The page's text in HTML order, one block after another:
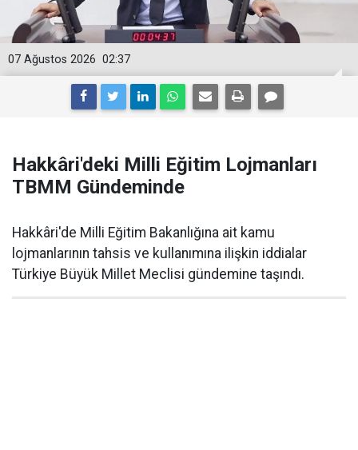
02:37
07 Ağustos 2026
Hakkâri'deki Milli Eğitim Lojmanları
TBMM Gündeminde
Hakkâri'de Milli Eğitim Bakanlığına ait kamu
lojmanlarının tahsis ve kullanımına ilişkin iddialar
Türkiye Büyük Millet Meclisi gündemine taşındı.